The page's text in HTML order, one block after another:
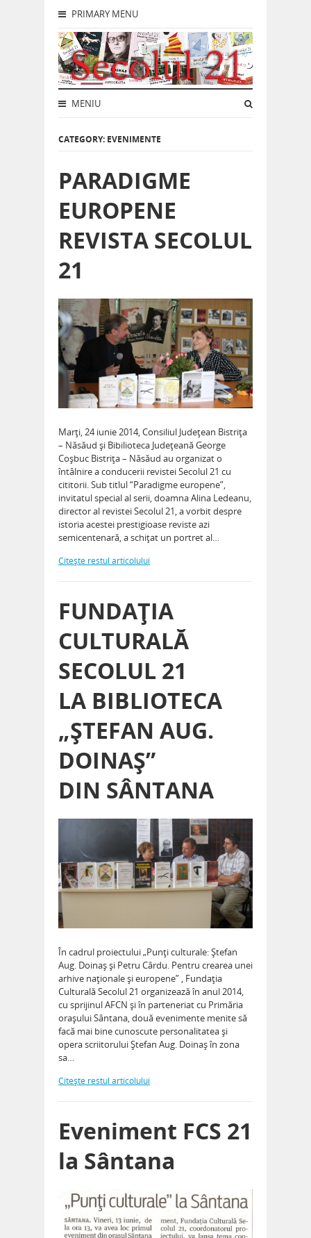
PRIMARY MENU
MENIU
CATEGORY: EVENIMENTE
PARADIGME
EUROPENE
REVISTA SECOLUL
21
Marţi, 24 iunie 2014, Consiliul Judeţean Bistriţa
– Năsăud şi Bibilioteca Judeţeană George
Coşbuc Bistriţa – Năsăud au organizat o
întâlnire a conducerii revistei Secolul 21 cu
cititorii. Sub titlul “Paradigme europene”,
invitatul special al serii, doamna Alina Ledeanu,
director al revistei Secolul 21, a vorbit despre
istoria acestei prestigioase reviste azi
semicentenară, a schiţat un portret al…
Citeşte restul articolului
FUNDAŢIA
CULTURALĂ
SECOLUL 21
LA BIBLIOTECA
„ŞTEFAN AUG.
DOINAŞ”
DIN SÂNTANA
În cadrul proiectului „Punţi culturale: Ştefan
Aug. Doinaş şi Petru Cârdu. Pentru crearea unei
arhive naţionale şi europene” , Fundaţia
Culturală Secolul 21 organizează în anul 2014,
cu sprijinul AFCN şi în parteneriat cu Primăria
oraşului Sântana, două evenimente menite să
facă mai bine cunoscute personalitatea şi
opera scriitorului Ştefan Aug. Doinaş în zona
sa…
Citeşte restul articolului
Eveniment FCS 21
la Sântana